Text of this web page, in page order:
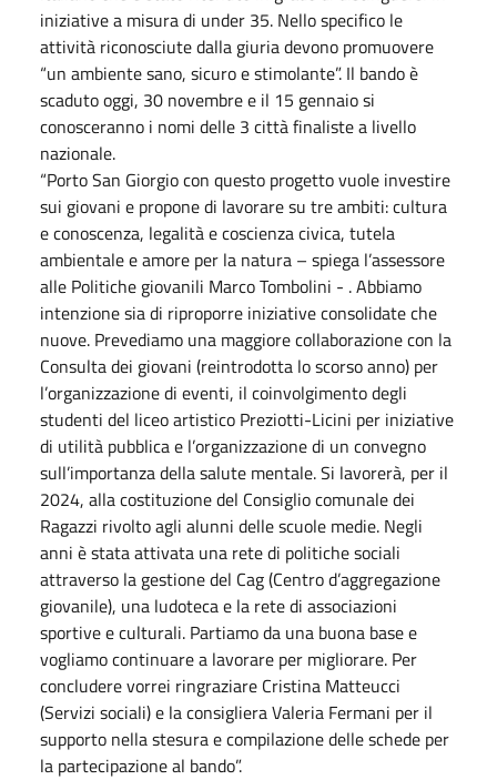
iniziative a misura di under 35. Nello specifico le
attività riconosciute dalla giuria devono promuovere
“un ambiente sano, sicuro e stimolante”. Il bando è
scaduto oggi, 30 novembre e il 15 gennaio si
conosceranno i nomi delle 3 città finaliste a livello
nazionale.
“Porto San Giorgio con questo progetto vuole investire
sui giovani e propone di lavorare su tre ambiti: cultura
e conoscenza, legalità e coscienza civica, tutela
ambientale e amore per la natura – spiega l’assessore
alle Politiche giovanili Marco Tombolini - . Abbiamo
intenzione sia di riproporre iniziative consolidate che
nuove. Prevediamo una maggiore collaborazione con la
Consulta dei giovani (reintrodotta lo scorso anno) per
l’organizzazione di eventi, il coinvolgimento degli
studenti del liceo artistico Preziotti-Licini per iniziative
di utilità pubblica e l’organizzazione di un convegno
sull’importanza della salute mentale. Si lavorerà, per il
2024, alla costituzione del Consiglio comunale dei
Ragazzi rivolto agli alunni delle scuole medie. Negli
anni è stata attivata una rete di politiche sociali
attraverso la gestione del Cag (Centro d’aggregazione
giovanile), una ludoteca e la rete di associazioni
sportive e culturali. Partiamo da una buona base e
vogliamo continuare a lavorare per migliorare. Per
concludere vorrei ringraziare Cristina Matteucci
(Servizi sociali) e la consigliera Valeria Fermani per il
supporto nella stesura e compilazione delle schede per
la partecipazione al bando”.